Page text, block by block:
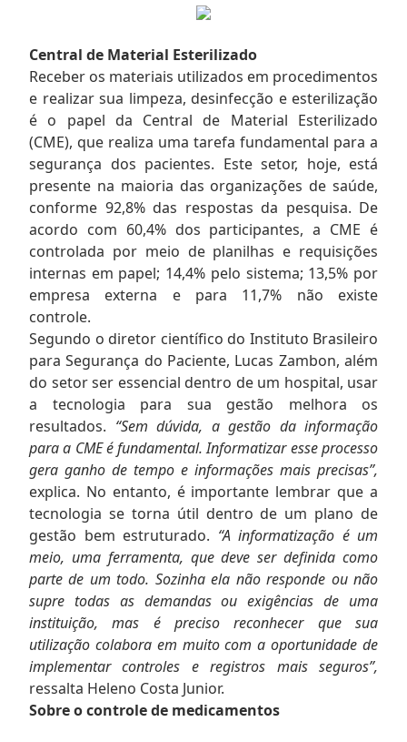
Central de Material Esterilizado
Receber os materiais utilizados em procedimentos
e realizar sua limpeza, desinfecção e esterilização
é o papel da Central de Material Esterilizado
(CME), que realiza uma tarefa fundamental para a
segurança dos pacientes. Este setor, hoje, está
presente na maioria das organizações de saúde,
conforme 92,8% das respostas da pesquisa. De
acordo com 60,4% dos participantes, a CME é
controlada por meio de planilhas e requisições
internas em papel; 14,4% pelo sistema; 13,5% por
empresa externa e para 11,7% não existe
controle.
Segundo o diretor científico do Instituto Brasileiro
para Segurança do Paciente, Lucas Zambon, além
do setor ser essencial dentro de um hospital, usar
a tecnologia para sua gestão melhora os
resultados. “Sem dúvida, a gestão da informação
para a CME é fundamental. Informatizar esse processo
gera ganho de tempo e informações mais precisas”,
explica. No entanto, é importante lembrar que a
tecnologia se torna útil dentro de um plano de
gestão bem estruturado. “A informatização é um
meio, uma ferramenta, que deve ser definida como
parte de um todo. Sozinha ela não responde ou não
supre todas as demandas ou exigências de uma
instituição, mas é preciso reconhecer que sua
utilização colabora em muito com a oportunidade de
implementar controles e registros mais seguros”,
ressalta Heleno Costa Junior.
Sobre o controle de medicamentos